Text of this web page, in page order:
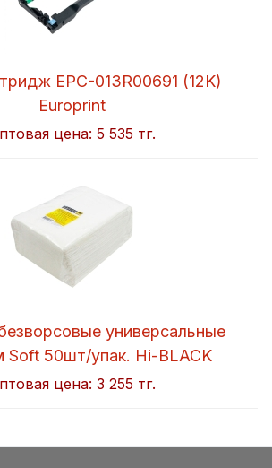
EPC-013R00691 (12K)
Europrint
цена: 5 535 тг.
универсальные
Soft 50шт/упак. Hi-BLACK
цена: 3 255 тг.